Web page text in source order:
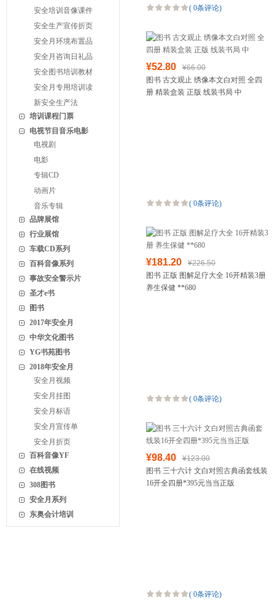
安全培训音像课件
安全生产宣传折页
安全月环境布置品
安全月咨询日礼品
安全图书培训教材
安全月专用培训读
新安全生产法
培训课程门票
电视节目音乐电影
电视剧
电影
专辑CD
动画片
音乐专辑
品牌展馆
行业展馆
车载CD系列
百科音像系列
事故安全警示片
圣才e书
图书
2017年安全月
中华文化图书
YG书苑图书
2018年安全月
安全月视频
安全月挂图
安全月标语
安全月宣传单
安全月折页
百科音像YF
在线视频
308图书
安全月系列
东奥会计培训
( 0条评论)
¥52.80
¥66.00
图书 古文观止 绣像本文白对照 全四
册 精装盒装 正版 线装书局 中
( 0条评论)
¥181.20
¥226.50
图书 正版 图解足疗大全 16开精装3册
养生保健 **680
( 0条评论)
¥98.40
¥123.00
图书 三十六计 文白对照古典函套线装
16开全四册*395元当当正版
( 0条评论)